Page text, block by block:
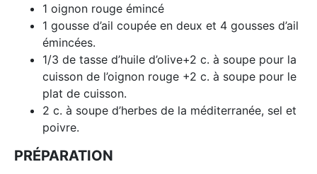
1 oignon rouge émincé
1 gousse d’ail coupée en deux et 4 gousses d’ail
émincées.
1/3 de tasse d’huile d’olive+2 c. à soupe pour la
cuisson de l’oignon rouge +2 c. à soupe pour le
plat de cuisson.
2 c. à soupe d’herbes de la méditerranée, sel et
poivre.
PRÉPARATION